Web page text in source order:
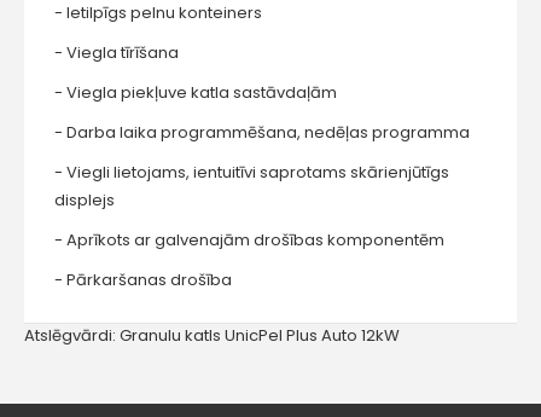
- Ietilpīgs pelnu konteiners
- Viegla tīrīšana
- Viegla piekļuve katla sastāvdaļām
- Darba laika programmēšana, nedēļas programma
- Viegli lietojams, ientuitīvi saprotams skārienjūtīgs
displejs
- Aprīkots ar galvenajām drošības komponentēm
- Pārkaršanas drošība
Atslēgvārdi: Granulu katls UnicPel Plus Auto 12kW